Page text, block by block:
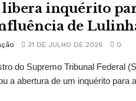
libera inquérito
de
31 DE JULHO DE 2026 0
do Supremo Tribunal Federal
a abertura de um inquérito para